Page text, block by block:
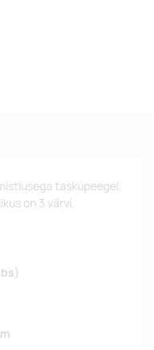
taskupeegel.
on 3 värvi.